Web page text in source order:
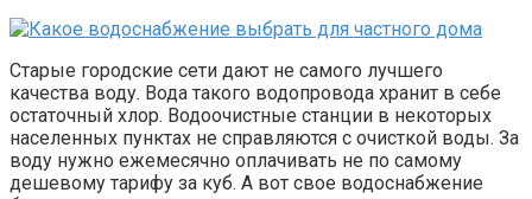
Старые городские сети дают не самого лучшего
качества воду. Вода такого водопровода хранит в себе
остаточный хлор. Водоочистные станции в некоторых
населенных пунктах не справляются с очисткой воды. За
воду нужно ежемесячно оплачивать не по самому
дешевому тарифу за куб. А вот свое водоснабжение